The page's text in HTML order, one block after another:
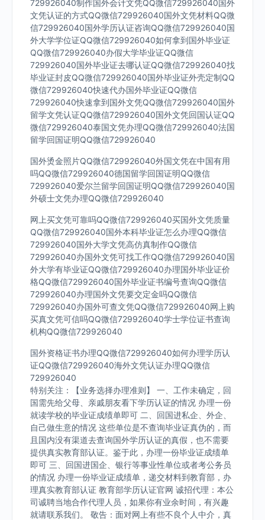
729926040制作国外会计文凭QQ微信729926040国外
文凭认证的方式QQ微信729926040国外文凭材料QQ微
信729926040国外学历认证咨询QQ微信729926040国
外大学学位证QQ微信729926040如何拿到国外毕业证
QQ微信729926040办假大学毕业证QQ微信
729926040国外毕业证去哪认证QQ微信729926040找
毕业证封皮QQ微信729926040国外毕业证外壳定制QQ
微信729926040快速代办国外毕业证QQ微信
729926040快速拿到国外文凭QQ微信729926040国外
留学文凭认证QQ微信729926040国外文凭回国认证QQ
微信729926040泰国文凭办理QQ微信729926040法国
留学回国证明QQ微信729926040
国外烫金照片QQ微信729926040外国文凭在中国有用
吗QQ微信729926040德国留学回国证明QQ微信
729926040爱尔兰留学回国证明QQ微信729926040国
外硕士文凭办理QQ微信729926040
网上买文凭可靠吗QQ微信729926040买国外文凭质量
QQ微信729926040国外本科毕业证怎么办理QQ微信
729926040国外大学文凭高仿真制作QQ微信
729926040办国外文凭可找工作QQ微信729926040国
外大学有毕业证QQ微信729926040办理国外毕业证价
格QQ微信729926040国外毕业证书编号查询QQ微信
729926040办理国外文凭要交定金吗QQ微信
729926040办国外可查文凭QQ微信729926040网上购
买真文凭可信吗QQ微信729926040学士学位证书查询
机构QQ微信729926040
国外资格证书办理QQ微信729926040如何办理学历认
证QQ微信729926040海外文凭认证办理QQ微信
729926040
特别关注：【业务选择办理准则】 一、工作未确定，回
国需先给父母、亲戚朋友看下学历认证的情况 办理一份
就读学校的毕业证成绩单即可 二、回国进私企、外企、
自己做生意的情况 这些单位是不查询毕业证真伪的，而
且国内没有渠道去查询国外学历认证的真假，也不需要
提供真实教育部认证。鉴于此，办理一份毕业证成绩单
即可 三、回国进国企、银行等事业性单位或者考公务员
的情况 办理一份毕业证成绩单，递交材料到教育部，办
理真实教育部认证 教育部学历认证官网 诚招代理：本公
司诚聘当地合作代理人员，如果你有业余时间，有兴趣
就请联系我们。 敬告：面对网上有些不良个人中介，真